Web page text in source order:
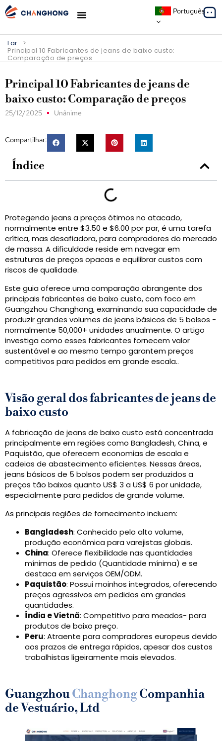
Português
Lar >
Principal 10 Fabricantes de jeans de baixo custo:
Comparação de preços
Principal 10 Fabricantes de jeans de
baixo custo: Comparação de preços
25/12/2025 Unânime
Compartilhar:
Índice
Protegendo jeans a preços ótimos no atacado,
normalmente entre $3.50 e $6.00 por par, é uma tarefa
crítica, mas desafiadora, para compradores do mercado
de massa. A dificuldade reside em navegar em
estruturas de preços opacas e equilibrar custos com
riscos de qualidade.
Este guia oferece uma comparação abrangente dos
principais fabricantes de baixo custo, com foco em
Guangzhou Changhong, examinando sua capacidade de
produzir grandes volumes de jeans básicos de 5 bolsos -
normalmente 50,000+ unidades anualmente. O artigo
investiga como esses fabricantes fornecem valor
sustentável e ao mesmo tempo garantem preços
competitivos para pedidos em grande escala..
Visão geral dos fabricantes de jeans de
baixo custo
A fabricação de jeans de baixo custo está concentrada
principalmente em regiões como Bangladesh, China, e
Paquistão, que oferecem economias de escala e
cadeias de abastecimento eficientes. Nessas áreas,
jeans básicos de 5 bolsos podem ser produzidos a
preços tão baixos quanto US$ 3 a US$ 6 por unidade,
especialmente para pedidos de grande volume.
As principais regiões de fornecimento incluem:
Bangladesh: Conhecido pelo alto volume,
produção econômica para varejistas globais.
China: Oferece flexibilidade nas quantidades
mínimas de pedido (Quantidade mínima) e se
destaca em serviços OEM/ODM.
Paquistão: Possui moinhos integrados, oferecendo
preços agressivos em pedidos em grandes
quantidades.
Índia e Vietnã: Competitivo para meados- para
produtos de baixo preço.
Peru: Atraente para compradores europeus devido
aos prazos de entrega rápidos, apesar dos custos
trabalhistas ligeiramente mais elevados.
GuangzhouChanghongCompanhia
de Vestuário, Ltd